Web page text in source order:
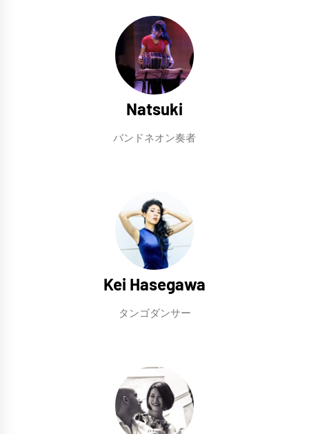
Natsuki
バンドネオン奏者
Kei Hasegawa
タンゴダンサー